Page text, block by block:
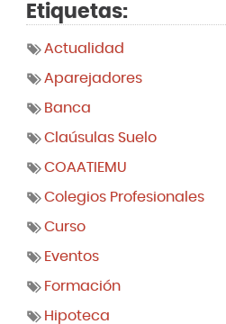
Etiquetas:
Actualidad
Aparejadores
Banca
Claúsulas Suelo
COAATIEMU
Colegios Profesionales
Curso
Eventos
Formación
Hipoteca